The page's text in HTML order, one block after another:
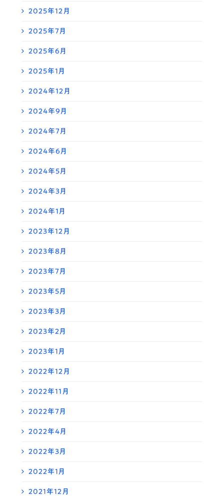
2025年12月
2025年7月
2025年6月
2025年1月
2024年12月
2024年9月
2024年7月
2024年6月
2024年5月
2024年3月
2024年1月
2023年12月
2023年8月
2023年7月
2023年5月
2023年3月
2023年2月
2023年1月
2022年12月
2022年11月
2022年7月
2022年4月
2022年3月
2022年1月
2021年12月